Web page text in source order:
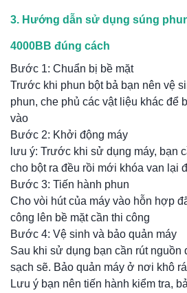
3. Hướng dẫn sử dụng súng
4000BB đúng cách
Bước 1: Chuẩn bị bề mặt
Trước khi phun bột bả bạn nên vệ
phun, che phủ các vật liệu khác để
vào
Bước 2: Khởi động máy
lưu ý: Trước khi sử dụng máy, bạn
cho bột ra đều rồi mới khóa van lại
Bước 3: Tiến hành phun
Cho vòi hút của máy vào hỗn hợp
công lên bề mặt cần thi công
Bước 4: Vệ sinh và bảo quản máy
Sau khi sử dụng bạn cần rút nguồn
sạch sẽ. Bảo quản máy ở nơi khô
Lưu ý bạn nên tiến hành kiểm tra,